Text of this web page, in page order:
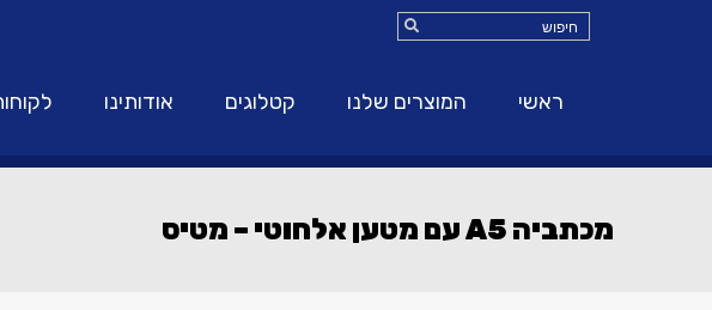
ראשי המוצרים שלנו קטלוגים אודותינו
מכתביה A5 עם מטען אלחוטי – מטיס